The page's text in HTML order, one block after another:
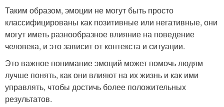
Таким образом, эмоции не могут быть просто
классифицированы как позитивные или негативные, они
могут иметь разнообразное влияние на поведение
человека, и это зависит от контекста и ситуации.
Это важное понимание эмоций может помочь людям
лучше понять, как они влияют на их жизнь и как ими
управлять, чтобы достичь более положительных
результатов.